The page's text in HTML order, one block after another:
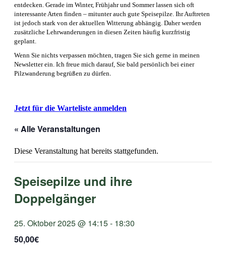
entdecken. Gerade im Winter, Frühjahr und Sommer lassen sich oft
interessante Arten finden – mitunter auch gute Speisepilze. Ihr Auftreten
ist jedoch stark von der aktuellen Witterung abhängig. Daher werden
zusätzliche Lehrwanderungen in diesen Zeiten häufig kurzfristig
geplant.
Wenn Sie nichts verpassen möchten, tragen Sie sich gerne in meinen
Newsletter ein. Ich freue mich darauf, Sie bald persönlich bei einer
Pilzwanderung begrüßen zu dürfen.
Jetzt für die Warteliste anmelden
« Alle Veranstaltungen
Diese Veranstaltung hat bereits stattgefunden.
Speisepilze und ihre
Doppelgänger
25. Oktober 2025 @ 14:15- 18:30
50,00€